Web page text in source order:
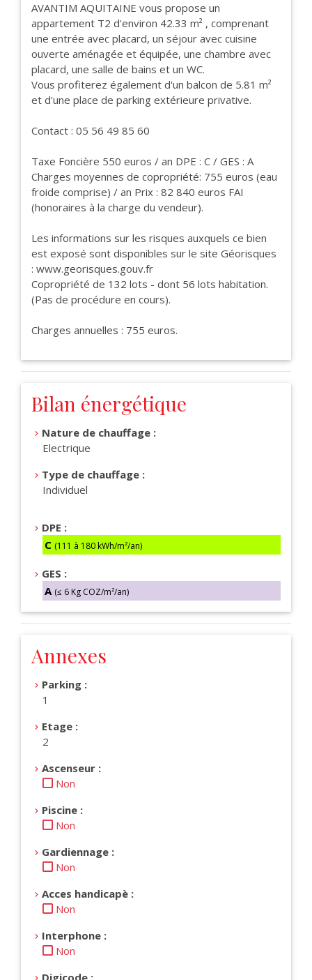
AVANTIM AQUITAINE vous propose un
appartement T2 d'environ 42.33 m² , comprenant
une entrée avec placard, un séjour avec cuisine
ouverte aménagée et équipée, une chambre avec
placard, une salle de bains et un WC.
Vous profiterez également d'un balcon de 5.81 m²
et d'une place de parking extérieure privative.
Contact : 05 56 49 85 60
Taxe Foncière 550 euros / an DPE : C / GES : A
Charges moyennes de copropriété: 755 euros (eau
froide comprise) / an Prix : 82 840 euros FAI
(honoraires à la charge du vendeur).
Les informations sur les risques auxquels ce bien
est exposé sont disponibles sur le site Géorisques
: www.georisques.gouv.fr
Copropriété de 132 lots - dont 56 lots habitation.
(Pas de procédure en cours).
Charges annuelles : 755 euros.
Bilan énergétique
Nature de chauffage :
Electrique
Type de chauffage :
Individuel
DPE :
C (111 à 180 kWh/m²/an)
GES :
A (≤ 6 Kg COZ/m²/an)
Annexes
Parking :
1
Etage :
2
Ascenseur :
Non
Piscine :
Non
Gardiennage :
Non
Acces handicapè :
Non
Interphone :
Non
Digicode :